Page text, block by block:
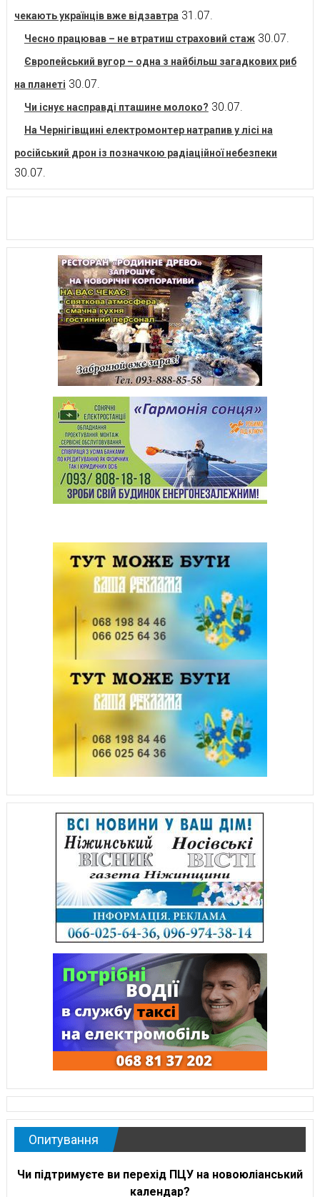
чекають українців вже відзавтра 31.07.
Чесно працював – не втратиш страховий стаж 30.07.
Європейський вугор – одна з найбільш загадкових риб
на планеті 30.07.
Чи існує насправді пташине молоко? 30.07.
На Чернігівщині електромонтер натрапив у лісі на
російський дрон із позначкою радіаційної небезпеки
30.07.
Опитування
Чи підтримуєте ви перехід ПЦУ на новоюліанський
календар?